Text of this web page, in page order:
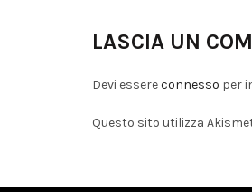
LASCIA UN
Devi essereconnesso per
Questo sito utilizza